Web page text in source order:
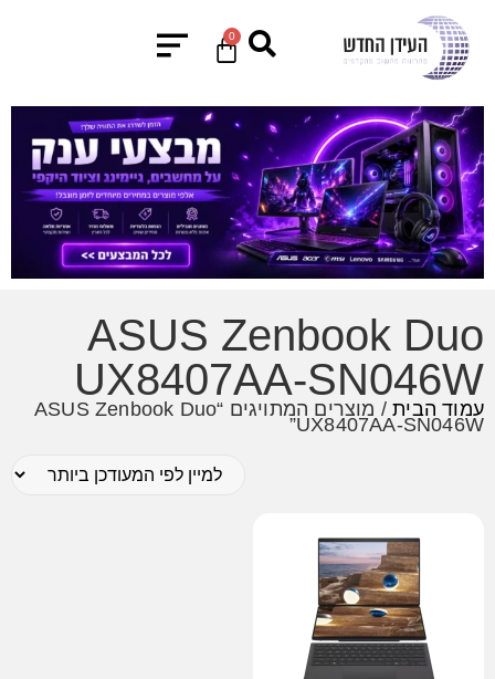
0
ASUS Zenbook Duo
UX8407AA-SN046W
עמוד הבית / מוצרים המתויגים “ASUS Zenbook Duo
UX8407AA-SN046W”